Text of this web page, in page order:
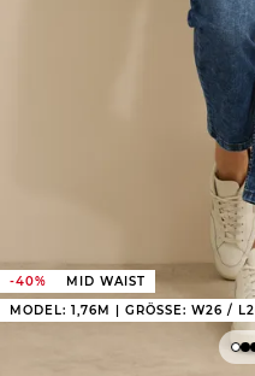
-40%
MID WAIST
MODEL: 1,76M | GRÖSSE: W26 / L26